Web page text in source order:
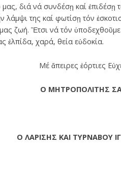
διά νά συνδέσῃ καί
της καί φωτίσῃ τόν
ζωή. Ἔτσι νά τόν
ἐλπίδα, χαρά, θεία εὐδοκία.
Μέ ἄπειρες ἑόρτιες
Ο ΜΗΤΡΟΠΟΛΙΤΗΣ
Ο ΛΑΡΙΣΗΣ ΚΑΙ ΤΥΡΝΑΒΟΥ